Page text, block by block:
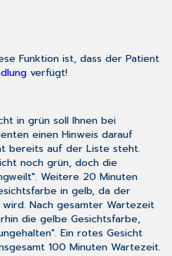
Funktion ist, dass der Patient
verfügt!
in grün soll Ihnen bei
einen Hinweis darauf
bereits auf der Liste steht.
noch grün, doch die
Weitere 20 Minuten
in gelb, da der
Nach gesamter Wartezeit
die gelbe Gesichtsfarbe,
Ein rotes Gesicht
100 Minuten Wartezeit.